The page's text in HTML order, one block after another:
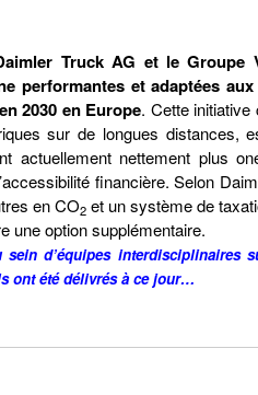
Truck AG et le Groupe
performantes et adaptées
2030 en Europe. Cette
sur de longues distances,
actuellement nettement plus
financière. Selon
en CO2 et un système de
une option supplémentaire.
d’équipes interdisciplinaires
ont été délivrés à ce jour…